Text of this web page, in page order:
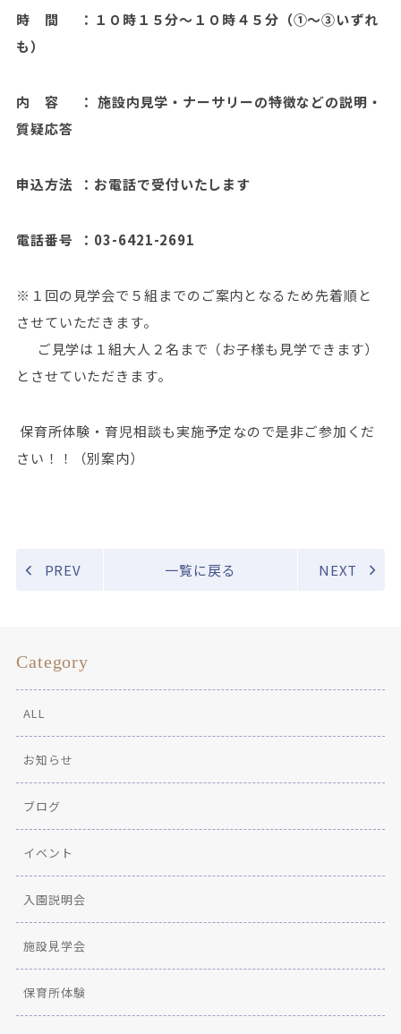
時 間 ：１０時１５分～１０時４５分（①～③いずれ
も）
内 容 ： 施設内見学・ナーサリーの特徴などの説明・
質疑応答
申込方法 ：お電話で受付いたします
電話番号 ：03-6421-2691
※１回の見学会で５組までのご案内となるため先着順と
させていただきます。
ご見学は１組大人２名まで（お子様も見学できます）
とさせていただきます。
保育所体験・育児相談も実施予定なので是非ご参加くだ
さい！！（別案内）
PREV 一覧に戻る NEXT
Category
ALL
お知らせ
ブログ
イベント
入園説明会
施設見学会
保育所体験